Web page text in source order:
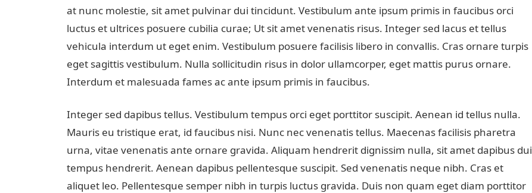
at nunc molestie, sit amet pulvinar dui tincidunt. Vestibulum ante ipsum primis in faucibus orci
luctus et ultrices posuere cubilia curae; Ut sit amet venenatis risus. Integer sed lacus et tellus
vehicula interdum ut eget enim. Vestibulum posuere facilisis libero in convallis. Cras ornare turpis
eget sagittis vestibulum. Nulla sollicitudin risus in dolor ullamcorper, eget mattis purus ornare.
Interdum et malesuada fames ac ante ipsum primis in faucibus.
Integer sed dapibus tellus. Vestibulum tempus orci eget porttitor suscipit. Aenean id tellus nulla.
Mauris eu tristique erat, id faucibus nisi. Nunc nec venenatis tellus. Maecenas facilisis pharetra
urna, vitae venenatis ante ornare gravida. Aliquam hendrerit dignissim nulla, sit amet dapibus dui
tempus hendrerit. Aenean dapibus pellentesque suscipit. Sed venenatis neque nibh. Cras et
aliquet leo. Pellentesque semper nibh in turpis luctus gravida. Duis non quam eget diam porttitor